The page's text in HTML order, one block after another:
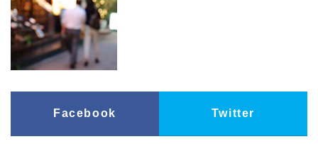
Facebook Twitter